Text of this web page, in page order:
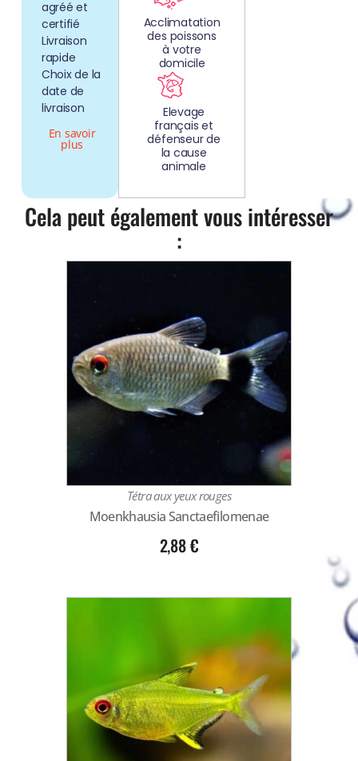
agréé et
certifié
Livraison
rapide
Choix de la
date de
livraison
En savoir
plus
Acclimatation
des poissons
à votre
domicile
Elevage
français et
défenseur de
la cause
animale
Cela peut également vous intéresser
:
Tétra aux yeux rouges
Moenkhausia Sanctaefilomenae
2,88€